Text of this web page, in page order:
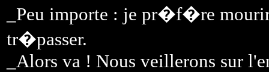
_Peu importe : je pr�f�re
tr�passer.
_Alors va ! Nous veillerons sur